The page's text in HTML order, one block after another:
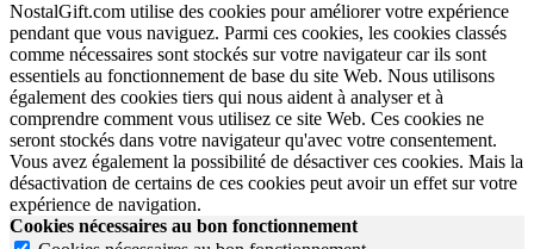
NostalGift.com utilise des cookies pour améliorer votre expérience
pendant que vous naviguez. Parmi ces cookies, les cookies classés
comme nécessaires sont stockés sur votre navigateur car ils sont
essentiels au fonctionnement de base du site Web. Nous utilisons
également des cookies tiers qui nous aident à analyser et à
comprendre comment vous utilisez ce site Web. Ces cookies ne
seront stockés dans votre navigateur qu'avec votre consentement.
Vous avez également la possibilité de désactiver ces cookies. Mais la
désactivation de certains de ces cookies peut avoir un effet sur votre
expérience de navigation.
Cookies nécessaires au bon fonctionnement